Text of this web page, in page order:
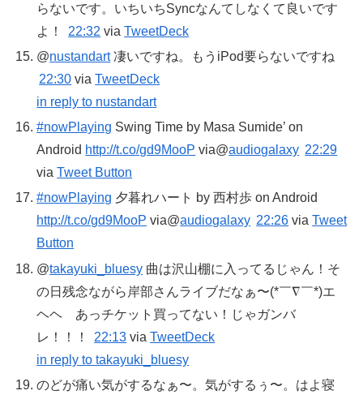
らないです。いちいちSyncなんてしなくて良いです
よ！
22:32 viaTweetDeck
@nustandart凄いですね。もうiPod要らないですね
22:30 viaTweetDeck
in reply to nustandart
#nowPlaying Swing Time by Masa Sumide’ on
Android http://t.co/gd9MooP via@audiogalaxy 22:29
viaTweet Button
#nowPlaying 夕暮れハート by 西村歩 on Android
http://t.co/gd9MooP via@audiogalaxy 22:26 viaTweet
Button
@takayuki_bluesy 曲は沢山棚に入ってるじゃん！そ
の日残念ながら岸部さんライブだなぁ〜(*￣∇￣*)エ
ヘヘ あっチケット買ってない！じゃガンバ
レ！！！
22:13 viaTweetDeck
in reply to takayuki_bluesy
のどが痛い気がするなぁ〜。気がするぅ〜。はよ寝